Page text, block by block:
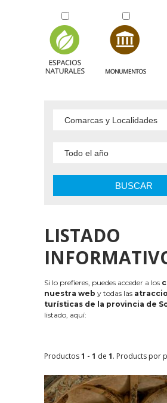
BUSCAR
LISTADO
Si lo prefieres, puedes acceder a los
nuestra web y todas las
turísticas de la provincia de
listado, aquí:
Productos1 - 1 de 1. Products por